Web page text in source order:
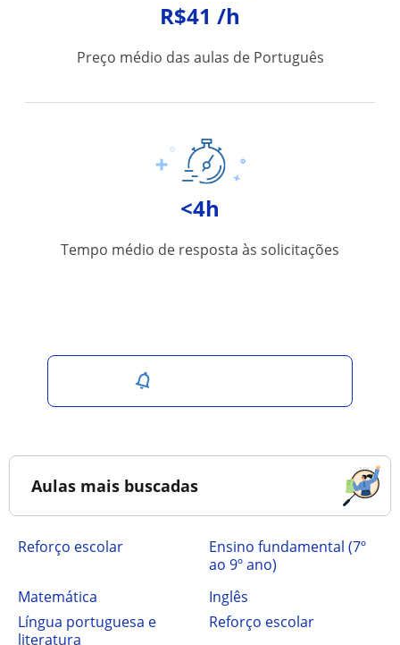
R$41 /h
Preço médio das aulas de Português
<4h
Tempo médio de resposta às solicitações
Aulas mais buscadas
Reforço escolar
ensino fundamental (7º
ao 9º ano)
Matemática
Inglês
Língua portuguesa e
literatura
Reforço escolar